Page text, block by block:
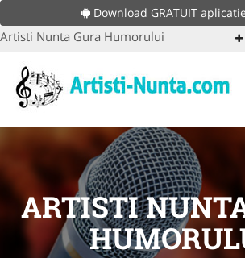
Download GRATUIT
Artisti Nunta Gura Humorului
ARTISTI